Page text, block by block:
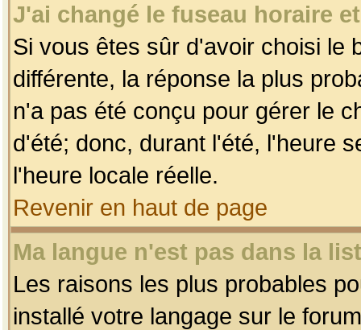
J'ai changé le fuseau horaire
Si vous êtes sûr d'avoir choisi le
différente, la réponse la plus
n'a pas été conçu pour gérer le
d'été; donc, durant l'été, l'heure
l'heure locale réelle.
Revenir en haut de page
Ma langue n'est pas dans la
Les raisons les plus probables
installé votre langage sur le